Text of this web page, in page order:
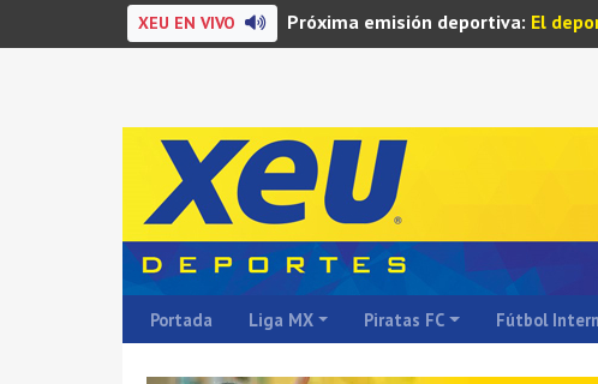
XEU EN VIVO Próxima emisión deportiva: El
Portada Liga MX Piratas FC Fútbol